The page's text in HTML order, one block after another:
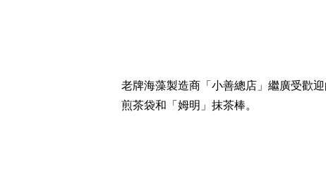
老牌海藻製造商「小善總店」繼廣受歡
煎茶袋和「姆明」抹茶棒。